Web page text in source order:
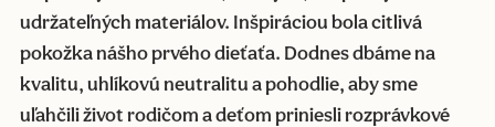
udržateľných materiálov. Inšpiráciou bola citlivá
pokožka nášho prvého dieťaťa. Dodnes dbáme na
kvalitu, uhlíkovú neutralitu a pohodlie, aby sme
uľahčili život rodičom a deťom priniesli rozprávkové